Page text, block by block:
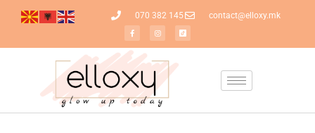
070 382 145 contact@elloxy.mk